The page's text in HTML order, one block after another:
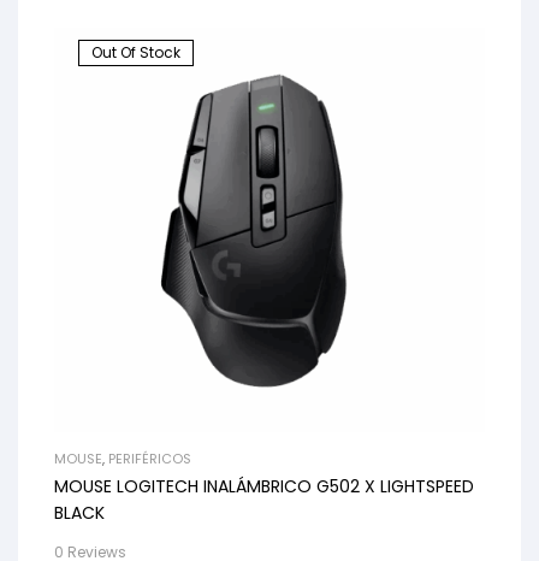
Out Of Stock
MOUSE, PERIFÉRICOS
MOUSE LOGITECH INALÁMBRICO G502 X LIGHTSPEED
BLACK
0 Reviews